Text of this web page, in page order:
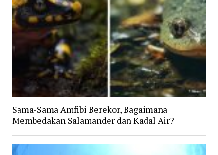
Sama-Sama Amfibi Berekor, Bagaimana
Membedakan Salamander dan Kadal Air?